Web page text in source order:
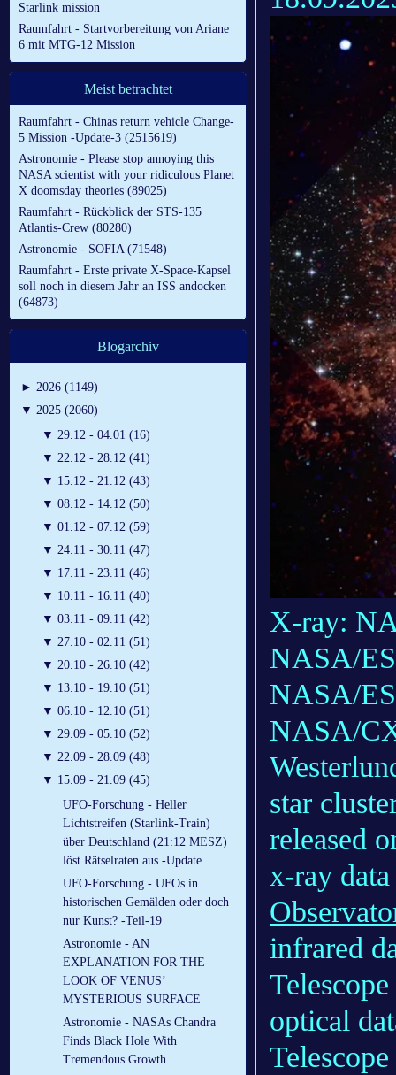
Starlink mission
Raumfahrt - Startvorbereitung von Ariane
6 mit MTG-12 Mission
Meist betrachtet
Raumfahrt - Chinas return vehicle Change-
5 Mission -Update-3 (2515619)
Astronomie - Please stop annoying this
NASA scientist with your ridiculous Planet
X doomsday theories (89025)
Raumfahrt - Rückblick der STS-135
Atlantis-Crew (80280)
Astronomie - SOFIA (71548)
Raumfahrt - Erste private X-Space-Kapsel
soll noch in diesem Jahr an ISS andocken
(64873)
Blogarchiv
► 2026 (1149)
▼ 2025 (2060)
▼ 29.12 - 04.01 (16)
▼ 22.12 - 28.12 (41)
▼ 15.12 - 21.12 (43)
▼ 08.12 - 14.12 (50)
▼ 01.12 - 07.12 (59)
▼ 24.11 - 30.11 (47)
▼ 17.11 - 23.11 (46)
▼ 10.11 - 16.11 (40)
▼ 03.11 - 09.11 (42)
▼ 27.10 - 02.11 (51)
▼ 20.10 - 26.10 (42)
▼ 13.10 - 19.10 (51)
▼ 06.10 - 12.10 (51)
▼ 29.09 - 05.10 (52)
▼ 22.09 - 28.09 (48)
▼ 15.09 - 21.09 (45)
UFO-Forschung - Heller
Lichtstreifen (Starlink-Train)
über Deutschland (21:12 MESZ)
löst Rätselraten aus -Update
UFO-Forschung - UFOs in
historischen Gemälden oder doch
nur Kunst? -Teil-19
Astronomie - AN
EXPLANATION FOR THE
LOOK OF VENUS’
MYSTERIOUS SURFACE
Astronomie - NASAs Chandra
Finds Black Hole With
Tremendous Growth
X-ray:
NASA/
NASA/
NASA/
star
released
x-ray
infrared
optical